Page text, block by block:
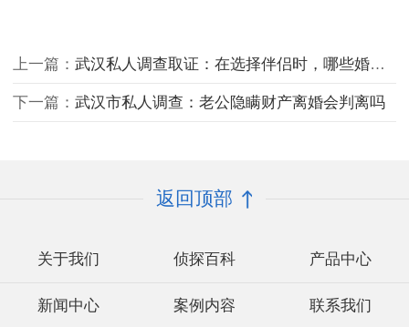
上一篇： 武汉私人调查取证：在选择伴侣时，哪些婚恋知识最有帮助？
下一篇： 武汉市私人调查：老公隐瞒财产离婚会判离吗
返回顶部
关于我们 侦探百科 产品中心
新闻中心 案例内容 联系我们